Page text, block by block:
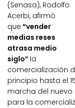
(Senasa), Rodolfo
Acerbi, afirmó
que “vender
medias reses
atrasa medio
siglo” la
comercialización
principio hasta el
marcha del
para la